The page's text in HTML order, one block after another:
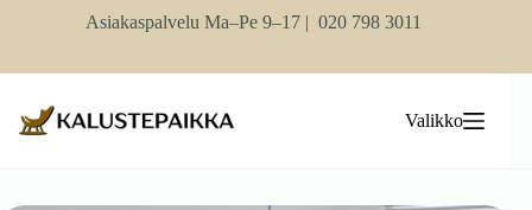
Asiakaspalvelu Ma–Pe 9–17 | 020 798 3011
Valikko